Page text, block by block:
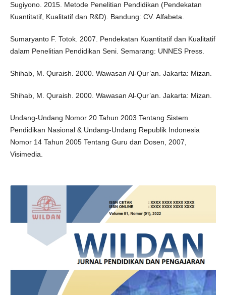
Sugiyono. 2015. Metode Penelitian Pendidikan (Pendekatan
Kuantitatif, Kualitatif dan R&D). Bandung: CV. Alfabeta.
Sumaryanto F. Totok. 2007. Pendekatan Kuantitatif dan Kualitatif
dalam Penelitian Pendidikan Seni. Semarang: UNNES Press.
Shihab, M. Quraish. 2000. Wawasan Al-Qur’an. Jakarta: Mizan.
Shihab, M. Quraish. 2000. Wawasan Al-Qur’an. Jakarta: Mizan.
Undang-Undang Nomor 20 Tahun 2003 Tentang Sistem
Pendidikan Nasional & Undang-Undang Republik Indonesia
Nomor 14 Tahun 2005 Tentang Guru dan Dosen, 2007,
Visimedia.